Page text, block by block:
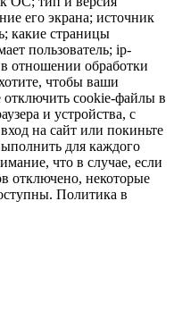
его экрана; источник
какие страницы
пользователь; ip-
отношении обработки
чтобы ваши
cookie-файлы в
и устройства, с
на сайт или покиньте
для каждого
что в случае, если
отключено, некоторые
Политика в